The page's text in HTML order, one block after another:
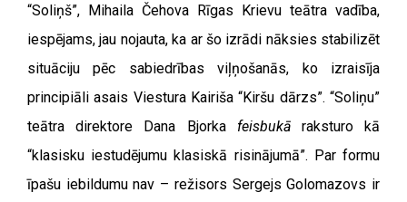
“Soliņš”, Mihaila Čehova Rīgas Krievu teātra vadība,
iespējams, jau nojauta, ka ar šo izrādi nāksies stabilizēt
situāciju pēc sabiedrības viļņošanās, ko izraisīja
principiāli asais Viestura Kairiša “Kiršu dārzs”. “Soliņu”
teātra direktore Dana Bjorka feisbukāraksturo kā
“klasisku iestudējumu klasiskā risinājumā”. Par formu
īpašu iebildumu nav – režisors Sergejs Golomazovs ir